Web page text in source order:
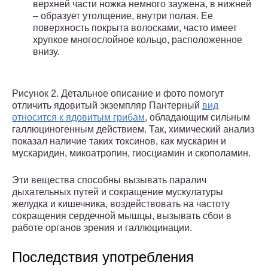
верхней части ножка немного заужена, в нижней
– образует утолщение, внутри полая. Ее
поверхность покрыта волосками, часто имеет
хрупкое многослойное кольцо, расположенное
внизу.
Рисунок 2. Детальное описание и фото помогут
отличить ядовитый экземпляр Пантерный вид
относится к ядовитым грибам, обладающим сильным
галлюциногенным действием. Так, химический анализ
показал наличие таких токсинов, как мускарин и
мускаридин, микоатропин, гиосциамин и скополамин.
Эти вещества способны вызывать паралич
дыхательных путей и сокращение мускулатуры
желудка и кишечника, воздействовать на частоту
сокращения сердечной мышцы, вызывать сбои в
работе органов зрения и галлюцинации.
Последствия употребления